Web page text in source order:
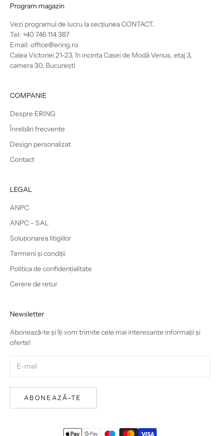
Program magazin
Vezi programul de lucru la secțiuneaCONTACT.
Tel: +40 746 114 387
Email: office@ering.ro
Calea Victoriei 21-23, în incinta Casei de Modă Venus, etaj 3,
camera 30, București
COMPANIE
Despre ERING
Înrebări frecvente
Design personalizat
Contact
LEGAL
ANPC
ANPC - SAL
Soluționarea litigiilor
Termeni și condiții
Politica de confidențialitate
Cerere de retur
Newsletter
Abonează-te și îți vom trimite cele mai interesante informații și
oferte!
ABONEAZĂ-TE